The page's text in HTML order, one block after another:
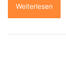
Weiterlesen